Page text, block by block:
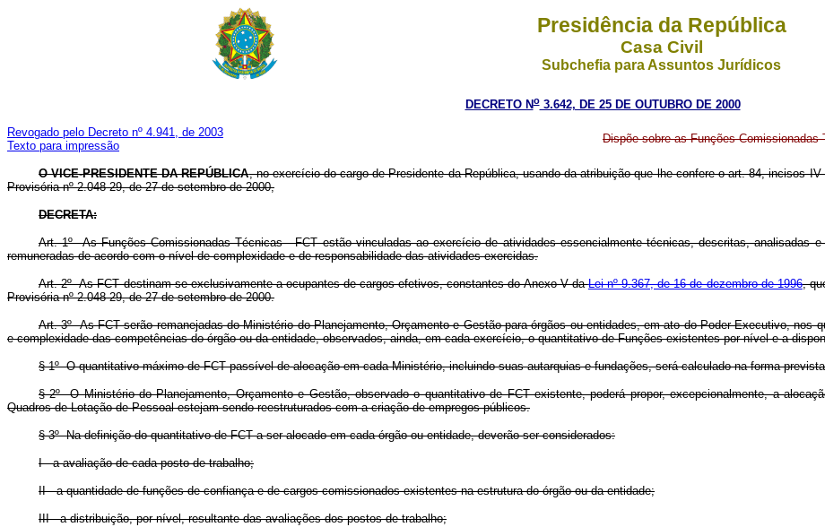
Presidência da República
Casa Civil
Subchefia para Assuntos Jurídicos
DECRETO No3.642, DE 25 DE OUTUBRO DE 2000
Revogado pelo Decreto nº 4.941, de 2003
Texto para impressão
Dispõe sobre as Funções
O VICE-PRESIDENTE DA REPÚBLICA, no exercício do cargo de Presidente da República, usando da atribuição que lhe confere o art. 84, incisos
Provisória nº 2.048-29, de 27 de setembro de 2000,
DECRETA:
Art. 1º As Funções Comissionadas Técnicas - FCT estão vinculadas ao exercício de atividades essencialmente técnicas, descritas, analisadas
remuneradas de acordo com o nível de complexidade e de responsabilidade das atividades exercidas.
Art. 2º As FCT destinam-se exclusivamente a ocupantes de cargos efetivos, constantes do Anexo V daLei nº 9.367, de 16 de dezembro de 1996,
Provisória nº 2.048-29, de 27 de setembro de 2000.
Art. 3º As FCT serão remanejadas do Ministério do Planejamento, Orçamento e Gestão para órgãos ou entidades, em ato do Poder Executivo, nos
e complexidade das competências do órgão ou da entidade, observados, ainda, em cada exercício, o quantitativo de Funções existentes por nível e a
§ 1º O quantitativo máximo de FCT passível de alocação em cada Ministério, incluindo suas autarquias e fundações, será calculado na forma
§ 2º O Ministério do Planejamento, Orçamento e Gestão, observado o quantitativo de FCT existente, poderá propor, excepcionalmente, a
Quadros de Lotação de Pessoal estejam sendo reestruturados com a criação de empregos públicos.
§ 3º Na definição do quantitativo de FCT a ser alocado em cada órgão ou entidade, deverão ser considerados:
I - a avaliação de cada posto de trabalho;
II - a quantidade de funções de confiança e de cargos comissionados existentes na estrutura do órgão ou da entidade;
III - a distribuição, por nível, resultante das avaliações dos postos de trabalho;